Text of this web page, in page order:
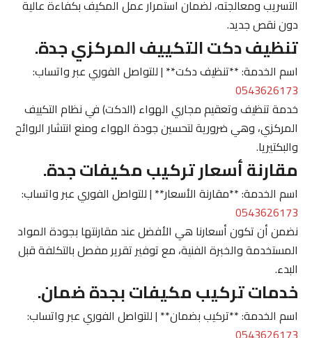
التسريب ومعالجته، لضمان استمرار عمل المكيف بكفاءة عالية
دون نقص جديد.
تنظيف دكت التكييف المركزي جدة.
اسم الخدمة: **تنظيف دكت** | للتواصل الفوري عبر واتساب:
0543626173
خدمة تنظيف وتعقيم مجاري الهواء (الدكت) في نظام التكييف
المركزي، وهي ضرورية لتحسين جودة الهواء ومنع انتشار الروائح
والبكتيريا.
مقارنة أسعار تركيب مكيفات جدة.
اسم الخدمة: **مقارنة الأسعار** | للتواصل الفوري عبر واتساب:
0543626173
نضمن أن تكون أسعارنا هي الأفضل عند مقارنتها بجودة المواد
المستخدمة والخبرة الفنية، مع توفير تقرير مفصل بالتكلفة قبل
البدء.
خدمات تركيب مكيفات بجدة ضمان.
اسم الخدمة: **تركيب بضمان** | للتواصل الفوري عبر واتساب: